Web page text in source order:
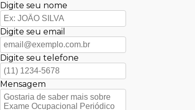
Digite seu nome
Digite seu email
Digite seu telefone
Mensagem